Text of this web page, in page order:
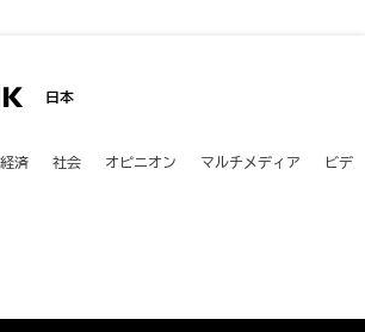
日本
経済 社会 オピニオン マルチメディア ビデ